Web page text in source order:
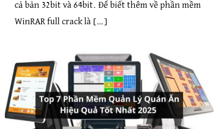
cả bản 32bit và 64bit. Để biết thêm về phần mềm
WinRAR full crack là […]